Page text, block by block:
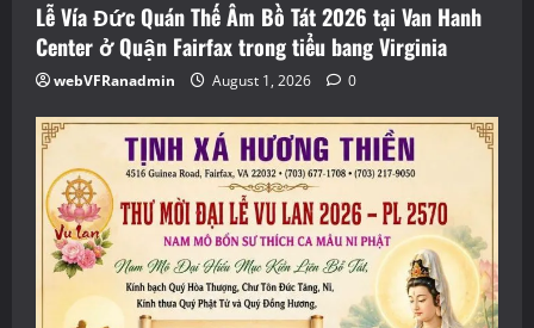
Lễ Vía Đức Quán Thế Âm Bồ Tát 2026 tại Van Hanh
Center ở Quận Fairfax trong tiểu bang Virginia
webVFRanadmin August 1, 2026 0